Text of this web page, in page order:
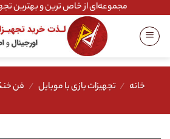
content
مجموعه‌ای از خاص ترین و بهترین
خانه / تجهیزات بازی با موبایل / فن